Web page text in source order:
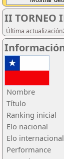
II TORNEO
Última
Nombre
Título
Ranking inicial
Elo nacional
Elo internacional
Performance